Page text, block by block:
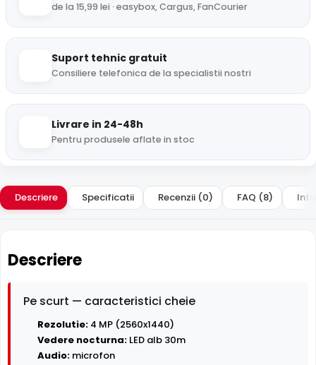
de la 15,99 lei · easybox, Cargus, FanCourier
Suport tehnic gratuit
Consiliere telefonica de la specialistii nostri
Livrare in 24-48h
Pentru produsele aflate in stoc
Descriere Specificatii Recenzii (0) FAQ (8)
Descriere
Pe scurt — caracteristici cheie
Rezolutie: 4 MP (2560x1440)
Vedere nocturna: LED alb 30m
Audio: microfon